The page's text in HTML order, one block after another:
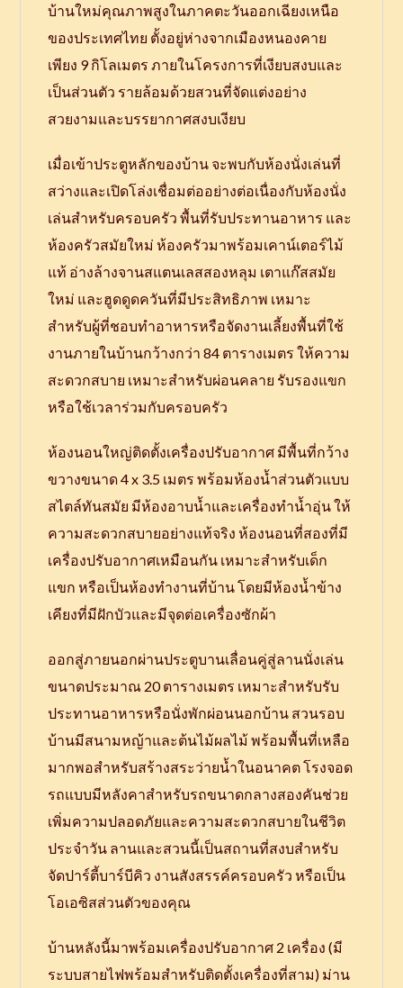
บ้านใหม่คุณภาพสูงในภาคตะวันออกเฉียงเหนือ
ของประเทศไทย ตั้งอยู่ห่างจากเมืองหนองคาย
เพียง 9 กิโลเมตร ภายในโครงการที่เงียบสงบและ
เป็นส่วนตัว รายล้อมด้วยสวนที่จัดแต่งอย่าง
สวยงามและบรรยากาศสงบเงียบ
เมื่อเข้าประตูหลักของบ้าน จะพบกับห้องนั่งเล่นที่
สว่างและเปิดโล่งเชื่อมต่ออย่างต่อเนื่องกับห้องนั่ง
เล่นสำหรับครอบครัว พื้นที่รับประทานอาหาร และ
ห้องครัวสมัยใหม่ ห้องครัวมาพร้อมเคาน์เตอร์ไม้
แท้ อ่างล้างจานสแตนเลสสองหลุม เตาแก๊สสมัย
ใหม่ และฮูดดูดควันที่มีประสิทธิภาพ เหมาะ
สำหรับผู้ที่ชอบทำอาหารหรือจัดงานเลี้ยงพื้นที่ใช้
งานภายในบ้านกว้างกว่า 84 ตารางเมตร ให้ความ
สะดวกสบาย เหมาะสำหรับผ่อนคลาย รับรองแขก
หรือใช้เวลาร่วมกับครอบครัว
ห้องนอนใหญ่ติดตั้งเครื่องปรับอากาศ มีพื้นที่กว้าง
ขวางขนาด 4 x 3.5 เมตร พร้อมห้องน้ำส่วนตัวแบบ
สไตล์ทันสมัย มีห้องอาบน้ำและเครื่องทำน้ำอุ่น ให้
ความสะดวกสบายอย่างแท้จริง ห้องนอนที่สองที่มี
เครื่องปรับอากาศเหมือนกัน เหมาะสำหรับเด็ก
แขก หรือเป็นห้องทำงานที่บ้าน โดยมีห้องน้ำข้าง
เคียงที่มีฝักบัวและมีจุดต่อเครื่องซักผ้า
ออกสู่ภายนอกผ่านประตูบานเลื่อนคู่สู่ลานนั่งเล่น
ขนาดประมาณ 20 ตารางเมตร เหมาะสำหรับรับ
ประทานอาหารหรือนั่งพักผ่อนนอกบ้าน สวนรอบ
บ้านมีสนามหญ้าและต้นไม้ผลไม้ พร้อมพื้นที่เหลือ
มากพอสำหรับสร้างสระว่ายน้ำในอนาคต โรงจอด
รถแบบมีหลังคาสำหรับรถขนาดกลางสองคันช่วย
เพิ่มความปลอดภัยและความสะดวกสบายในชีวิต
ประจำวัน ลานและสวนนี้เป็นสถานที่สงบสำหรับ
จัดปาร์ตี้บาร์บีคิว งานสังสรรค์ครอบครัว หรือเป็น
โอเอซิสส่วนตัวของคุณ
บ้านหลังนี้มาพร้อมเครื่องปรับอากาศ 2 เครื่อง (มี
ระบบสายไฟพร้อมสำหรับติดตั้งเครื่องที่สาม) ม่าน